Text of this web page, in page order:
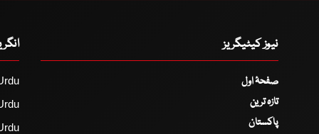
نیوز کیٹیگریز
صفحۂ اول
تازہ ترین
پاکستان